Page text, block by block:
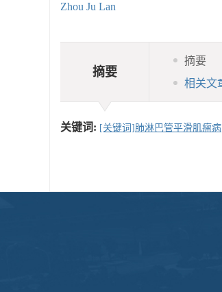
Zhou Ju Lan
摘要
摘要
相关文
关键词: [关键词]肺淋巴管平滑肌瘤病